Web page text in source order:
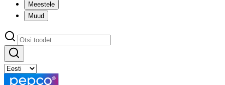
Meestele
Muud